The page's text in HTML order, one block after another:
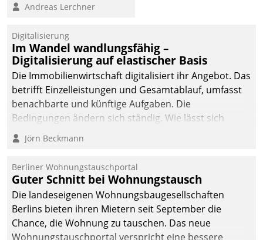
Softwareentwicklungshaus
Andreas Lerchner
Digitalisierung
Im Wandel wandlungsfähig –
Digitalisierung auf elastischer Basis
Die Immobilienwirtschaft digitalisiert ihr Angebot. Das
betrifft Einzelleistungen und Gesamtablauf, umfasst
benachbarte und künftige Aufgaben. Die
Bedingungen ändern sich ständig. Wie lässt sich
technisch die Kontrolle wahren und zugleich Freiraum
fürs Wachsen öffnen?
Jörn Beckmann
Berliner Wohnungstauschportal
Guter Schnitt bei Wohnungstausch
Die landeseigenen Wohnungsbaugesellschaften
Berlins bieten ihren Mietern seit September die
Chance, die Wohnung zu tauschen. Das neue
Wohnungstauschportal verspricht eine bessere